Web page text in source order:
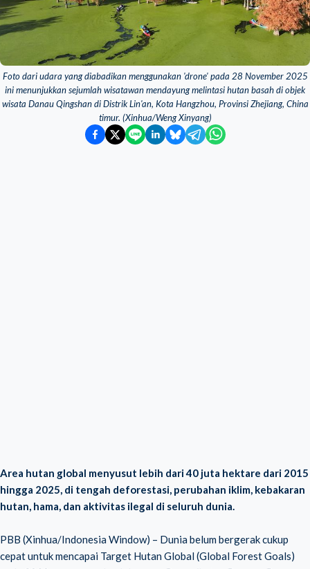
Foto dari udara yang diabadikan menggunakan 'drone' pada 28 November 2025
ini menunjukkan sejumlah wisatawan mendayung melintasi hutan basah di objek
wisata Danau Qingshan di Distrik Lin'an, Kota Hangzhou, Provinsi Zhejiang, China
timur. (Xinhua/Weng Xinyang)
Area hutan global menyusut lebih dari 40 juta hektare dari 2015
hingga 2025, di tengah deforestasi, perubahan iklim, kebakaran
hutan, hama, dan aktivitas ilegal di seluruh dunia.
PBB (Xinhua/Indonesia Window) – Dunia belum bergerak cukup
cepat untuk mencapai Target Hutan Global (Global Forest Goals)